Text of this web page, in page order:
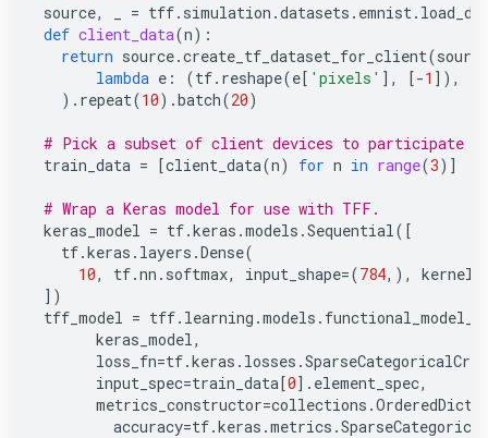
source, = tff. simulation .datasets . emnist.
def client_data(n):
return source.create_tf_dataset_for_client(source
lambda e : (tf. reshape(e[ 'pixels' ], [-1 ]),
) . repeat(10) .batch(20)
# Pick a subset of client devices to participate
train_data = [client_data(n) for n in range(3)]
# Wrap a Keras model for use with TFF.
keras_model = tf.keras .models .Sequential([
tf.keras . layers .Dense(
10, tf.nn . softmax, input_shape=(784,),
])
tff_model = tff. learning .models .
keras_model,
loss_fn=tf.keras . losses .
input_spec=train_data[0] . element_spec,
metrics_constructor=collections .OrderedDict
accuracy=tf.keras .metrics .